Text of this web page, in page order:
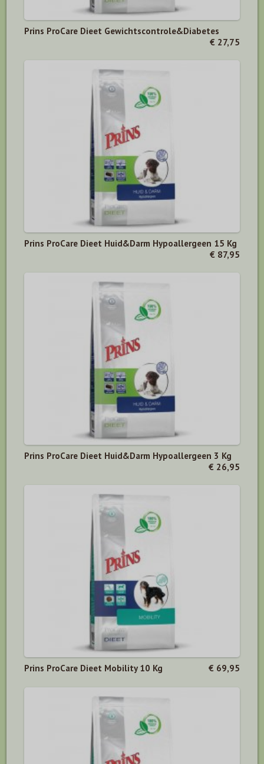
Prins ProCare Dieet Gewichtscontrole&Diabetes
€ 27,75
Prins ProCare Dieet Huid&Darm Hypoallergeen 15 Kg
€ 87,95
Prins ProCare Dieet Huid&Darm Hypoallergeen 3 Kg
€ 26,95
Prins ProCare Dieet Mobility 10 Kg € 69,95